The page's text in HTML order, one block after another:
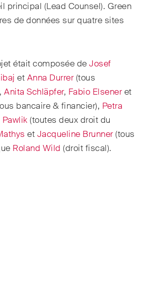
principal (Lead Counsel). Green
de données sur quatre sites
était composée de Josef
et Anna Durrer(tous
Anita Schläpfer, Fabio Elseneret
bancaire & financier), Petra
Pawlik (toutes deux droit du
et Jacqueline Brunner(tous
Roland Wild (droit fiscal).
& Newsflashes
de nos
secteurs
ainsi que des
l'actualité.
& financier